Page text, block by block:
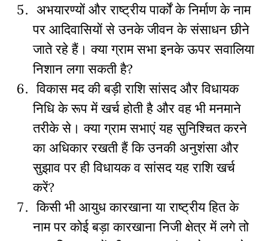
अभयारण्यों और राष्ट्रीय पार्कों के निर्माण के नाम
पर आदिवासियों से उनके जीवन के संसाधन छीने
जाते रहे हैं। क्या ग्राम सभा इनके ऊपर सवालिया
निशान लगा सकती है?
विकास मद की बड़ी राशि सांसद और विधायक
निधि के रूप में खर्च होती है और वह भी मनमाने
तरीके से। क्या ग्राम सभाएं यह सुनिश्चित करने
का अधिकार रखती हैं कि उनकी अनुशंसा और
सुझाव पर ही विधायक व सांसद यह राशि खर्च
करें?
किसी भी आयुध कारखाना या राष्ट्रीय हित के
नाम पर कोई बड़ा कारखाना निजी क्षेत्र में लगे तो